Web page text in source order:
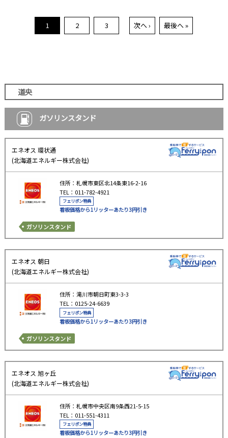
1 2 3 次へ › 最後へ »
道央
ガソリンスタンド
エネオス 環状通
(北海道エネルギー株式会社)
住所：札幌市東区北14条東16-2-16
TEL：011-782-4921
フェリポン特典
看板価格から1リッターあたり3円引き
ガソリンスタンド
エネオス 朝日
(北海道エネルギー株式会社)
住所：滝川市朝日町東3-3-3
TEL：0125-24-6639
フェリポン特典
看板価格から1リッターあたり3円引き
ガソリンスタンド
エネオス 旭ヶ丘
(北海道エネルギー株式会社)
住所：札幌市中央区南9条西21-5-15
TEL：011-551-4311
フェリポン特典
看板価格から1リッターあたり3円引き